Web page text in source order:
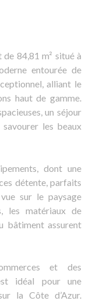
84,81 m² situé à
entourée de
alliant le
haut de gamme.
un séjour
les beaux
dont une
détente, parfaits
sur le paysage
les matériaux de
bâtiment assurent
et des
idéal pour une
la Côte d’Azur.